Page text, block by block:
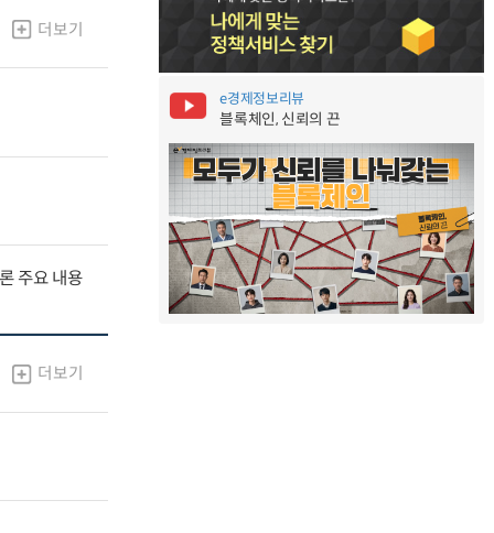
더보기
주요 내용
더보기
e경제정보리뷰
블록체인, 신뢰의 끈